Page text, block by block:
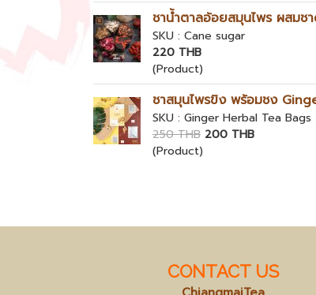
ชาน้ำตาลอ้อยสมุนไพร ผสมช
SKU : Cane sugar
220 THB
(Product)
ชาสมุนไพรขิง พร้อมชง
SKU : Ginger Herbal Tea
250 THB 200 THB
(Product)
CONTACT US